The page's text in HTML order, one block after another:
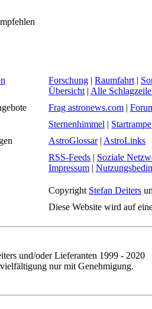
Forschung | Raumfahrt |
Übersicht | Alle
Frag astronews.com |
Sternenhimmel | Startrampe
AstroGlossar| AstroLinks
RSS-Feeds | Soziale
Impressum |
Copyright Stefan Deiters
Diese Website wird auf
und/oder Lieferanten 1999 - 2020
nur mit Genehmigung.